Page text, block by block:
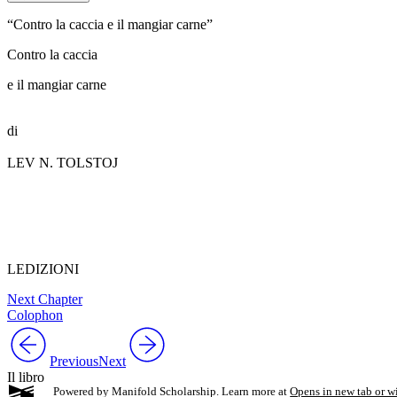
“Contro la caccia e il mangiar carne”
Contro la caccia
e il mangiar carne
di
LEV N. TOLSTOJ
LEDIZIONI
Next Chapter
Colophon
PreviousNext
Il libro
Powered by Manifold Scholarship. Learn more at Opens in new tab or